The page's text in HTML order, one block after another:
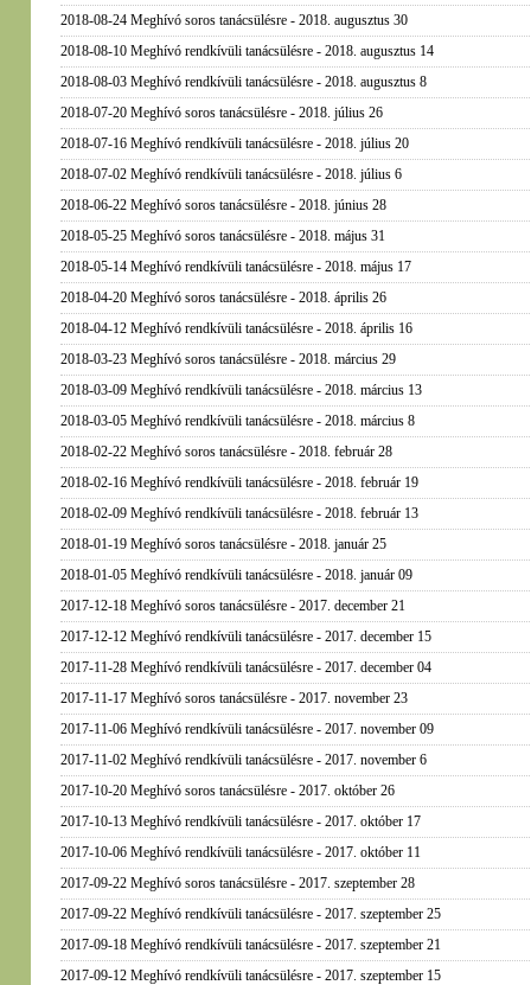
2018-08-24 Meghívó soros tanácsülésre - 2018. augusztus 30
2018-08-10 Meghívó rendkívüli tanácsülésre - 2018. augusztus 14
2018-08-03 Meghívó rendkívüli tanácsülésre - 2018. augusztus 8
2018-07-20 Meghívó soros tanácsülésre - 2018. július 26
2018-07-16 Meghívó rendkívüli tanácsülésre - 2018. július 20
2018-07-02 Meghívó rendkívüli tanácsülésre - 2018. július 6
2018-06-22 Meghívó soros tanácsülésre - 2018. június 28
2018-05-25 Meghívó soros tanácsülésre - 2018. május 31
2018-05-14 Meghívó rendkívüli tanácsülésre - 2018. május 17
2018-04-20 Meghívó soros tanácsülésre - 2018. április 26
2018-04-12 Meghívó rendkívüli tanácsülésre - 2018. április 16
2018-03-23 Meghívó soros tanácsülésre - 2018. március 29
2018-03-09 Meghívó rendkívüli tanácsülésre - 2018. március 13
2018-03-05 Meghívó rendkívüli tanácsülésre - 2018. március 8
2018-02-22 Meghívó soros tanácsülésre - 2018. február 28
2018-02-16 Meghívó rendkívüli tanácsülésre - 2018. február 19
2018-02-09 Meghívó rendkívüli tanácsülésre - 2018. február 13
2018-01-19 Meghívó soros tanácsülésre - 2018. január 25
2018-01-05 Meghívó rendkívüli tanácsülésre - 2018. január 09
2017-12-18 Meghívó soros tanácsülésre - 2017. december 21
2017-12-12 Meghívó rendkívüli tanácsülésre - 2017. december 15
2017-11-28 Meghívó rendkívüli tanácsülésre - 2017. december 04
2017-11-17 Meghívó soros tanácsülésre - 2017. november 23
2017-11-06 Meghívó rendkívüli tanácsülésre - 2017. november 09
2017-11-02 Meghívó rendkívüli tanácsülésre - 2017. november 6
2017-10-20 Meghívó soros tanácsülésre - 2017. október 26
2017-10-13 Meghívó rendkívüli tanácsülésre - 2017. október 17
2017-10-06 Meghívó rendkívüli tanácsülésre - 2017. október 11
2017-09-22 Meghívó soros tanácsülésre - 2017. szeptember 28
2017-09-22 Meghívó rendkívüli tanácsülésre - 2017. szeptember 25
2017-09-18 Meghívó rendkívüli tanácsülésre - 2017. szeptember 21
2017-09-12 Meghívó rendkívüli tanácsülésre - 2017. szeptember 15